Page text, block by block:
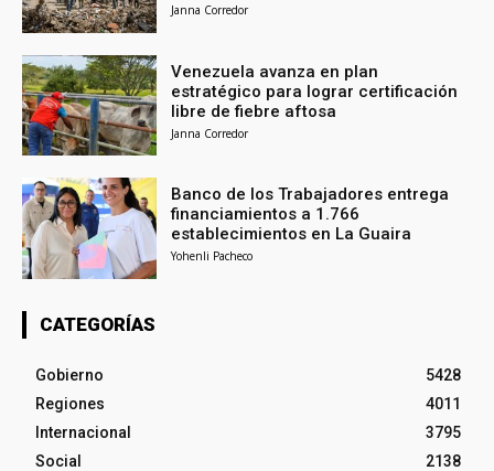
Janna Corredor
Venezuela avanza en plan
estratégico para lograr certificación
libre de fiebre aftosa
Janna Corredor
Banco de los Trabajadores entrega
financiamientos a 1.766
establecimientos en La Guaira
Yohenli Pacheco
CATEGORÍAS
Gobierno
5428
Regiones
4011
Internacional
3795
Social
2138